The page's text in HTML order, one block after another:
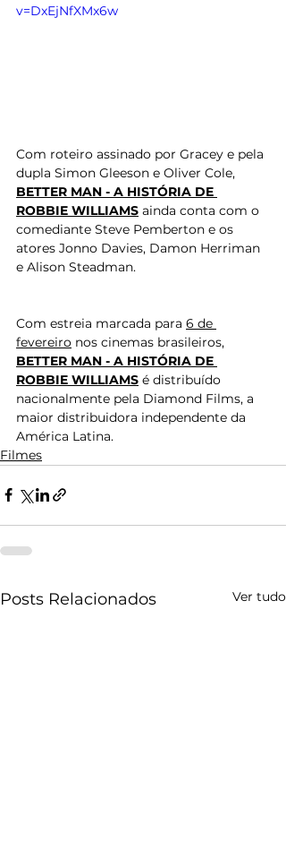
v=DxEjNfXMx6w
Com roteiro assinado por Gracey e pela
dupla Simon Gleeson e Oliver Cole,
BETTER MAN - A HISTÓRIA DE
ROBBIE WILLIAMS ainda conta com o
comediante Steve Pemberton e os
atores Jonno Davies, Damon Herriman
e Alison Steadman.
Com estreia marcada para 6 de
fevereiro nos cinemas brasileiros,
BETTER MAN - A HISTÓRIA DE
ROBBIE WILLIAMS é distribuído
nacionalmente pela Diamond Films, a
maior distribuidora independente da
América Latina.
Filmes
Posts Relacionados Ver tudo